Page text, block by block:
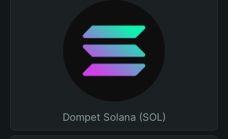
Dompet Solana (SOL)